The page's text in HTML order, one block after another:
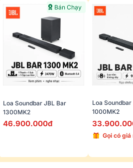
Bán Chạy
Loa Soundbar JBL Bar
1300MK2
46.900.000đ
Loa
Gọi có giá